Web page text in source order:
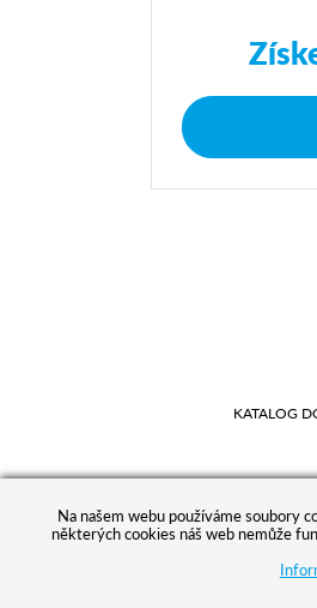
KATALOG
Na našem webu používáme soubory
některých cookies náš web nemůže